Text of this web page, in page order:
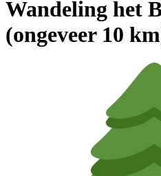
Wandeling het
(ongeveer 10